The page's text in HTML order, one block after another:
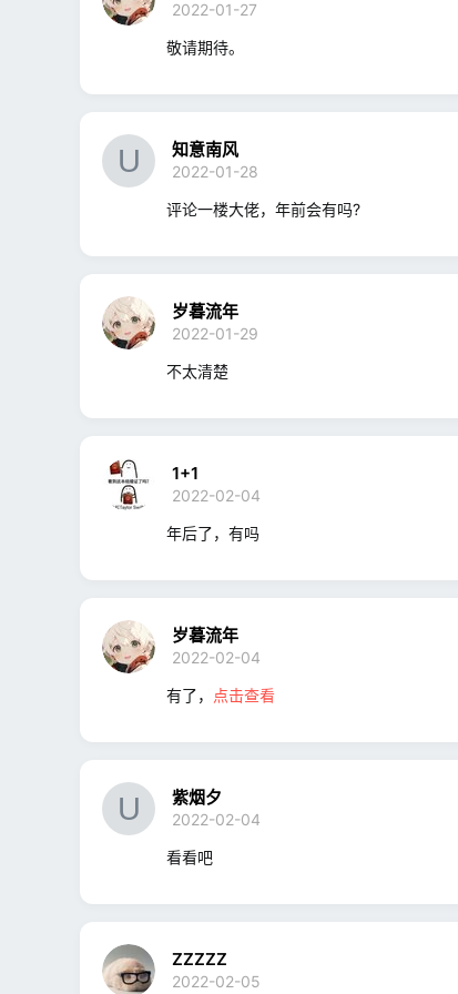
2022-01-27
敬请期待。
知意南风
2022-01-28
评论一楼大佬，年前会有吗?
岁暮流年
2022-01-29
不太清楚
1+1
2022-02-04
年后了，有吗
岁暮流年
2022-02-04
有了， 点击查看
紫烟夕
2022-02-04
看看吧
ZZZZZ
2022-02-05